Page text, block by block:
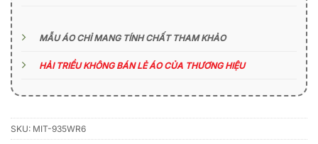
MẪU ÁO CHỈ MANG TÍNH CHẤT THAM KHẢO
HẢI TRIỀU KHÔNG BÁN LẺ ÁO CỦA THƯƠNG HIỆU
SKU: MIT-935WR6